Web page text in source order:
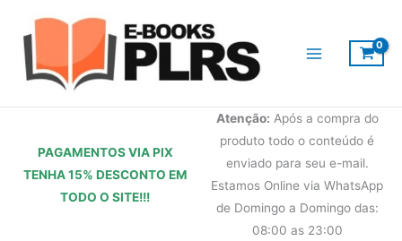
conteúdo
PAGAMENTOS VIA PIX
TENHA 15% DESCONTO EM
TODO O SITE!!!
Atenção: Após a compra do
produto todo o conteúdo é
enviado para seu e-mail.
Estamos Online via WhatsApp
de Domingo a Domingo das:
08:00 as 23:00